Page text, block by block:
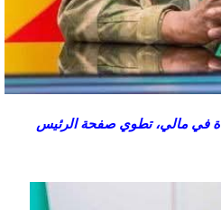
ترتيبات جديدة لسلطة انتقالي٦ة في مالي، تطوي صفحة الرئيس